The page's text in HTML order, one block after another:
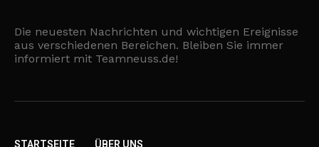
Die neuesten Nachrichten und wichtigen Ereignisse
aus verschiedenen Bereichen. Bleiben Sie immer
informiert mit Teamneuss.de!